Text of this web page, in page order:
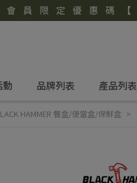
動 品牌列表 產品列表
HAMMER 餐盒/便當盒/保鮮盒